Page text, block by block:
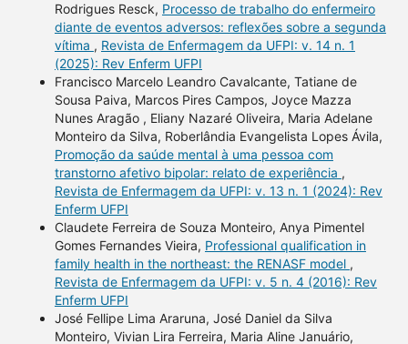
Rodrigues Resck, Processo de trabalho do enfermeiro
diante de eventos adversos: reflexões sobre a segunda
vítima , Revista de Enfermagem da UFPI: v. 14 n. 1
(2025): Rev Enferm UFPI
Francisco Marcelo Leandro Cavalcante, Tatiane de
Sousa Paiva, Marcos Pires Campos, Joyce Mazza
Nunes Aragão , Eliany Nazaré Oliveira, Maria Adelane
Monteiro da Silva, Roberlândia Evangelista Lopes Ávila,
Promoção da saúde mental à uma pessoa com
transtorno afetivo bipolar: relato de experiência ,
Revista de Enfermagem da UFPI: v. 13 n. 1 (2024): Rev
Enferm UFPI
Claudete Ferreira de Souza Monteiro, Anya Pimentel
Gomes Fernandes Vieira, Professional qualification in
family health in the northeast: the RENASF model ,
Revista de Enfermagem da UFPI: v. 5 n. 4 (2016): Rev
Enferm UFPI
José Fellipe Lima Araruna, José Daniel da Silva
Monteiro, Vivian Lira Ferreira, Maria Aline Januário,